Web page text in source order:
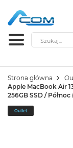
Szukaj
Strona główna
Apple MacBook Air
256GB SSD /
Outlet